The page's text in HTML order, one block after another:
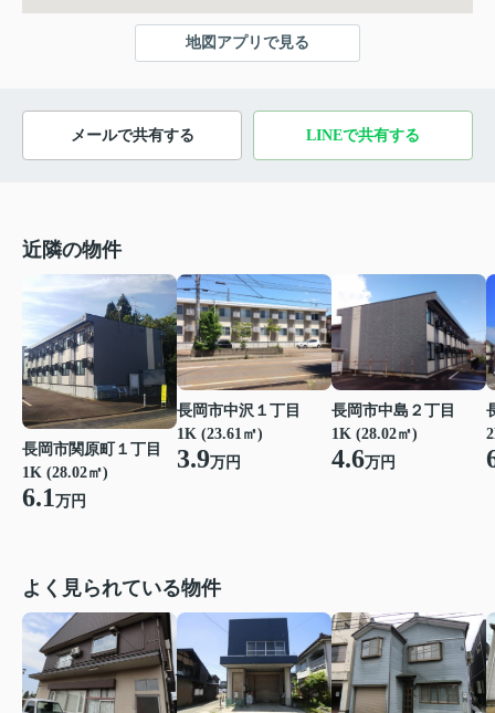
地図アプリで見る
メールで共有する LINEで共有する
近隣の物件
長岡市関原町１丁目
1K (28.02㎡)
6.1万円
長岡市中沢１丁目
1K (23.61㎡)
3.9万円
長岡市中島２丁目
1K (28.02㎡)
4.6万円
よく見られている物件